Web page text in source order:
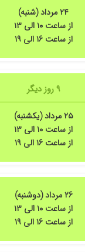
۲۴ مرداد (شنبه)
از ساعت ۱۰ الی ۱۳
از ساعت ۱۶ الی ۱۹
۹ روز دیگر
۲۵ مرداد (یکشنبه)
از ساعت ۱۰ الی ۱۳
از ساعت ۱۶ الی ۱۹
۲۶ مرداد (دوشنبه)
از ساعت ۱۰ الی ۱۳
از ساعت ۱۶ الی ۱۹